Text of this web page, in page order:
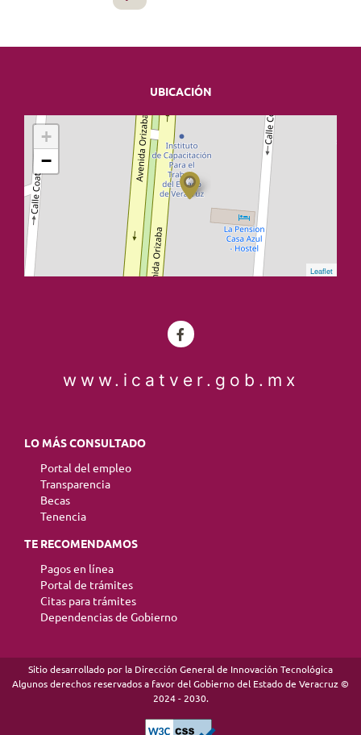
UBICACIÓN
+
−
Leaflet
www.icatver.gob.mx
LO MÁS CONSULTADO
Portal del empleo
Transparencia
Becas
Tenencia
TE RECOMENDAMOS
Pagos en línea
Portal de trámites
Citas para trámites
Dependencias de Gobierno
Sitio desarrollado por la Dirección General de Innovación Tecnológica
Algunos derechos reservados a favor del Gobierno del Estado de Veracruz ©
2024 - 2030.